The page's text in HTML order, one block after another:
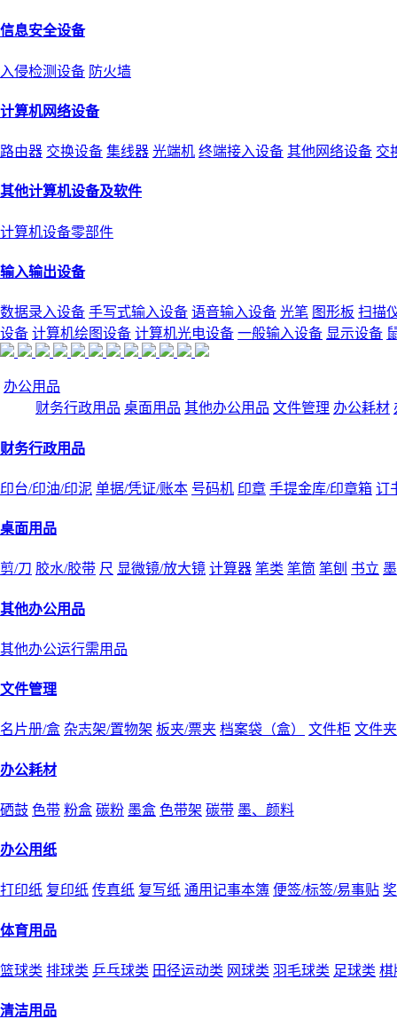
信息安全设备
入侵检测设备 防火墙
计算机网络设备
路由器 交换设备 集线器 光端机 终端接入设备 其他网络设备 交
其他计算机设备及软件
计算机设备零部件
输入输出设备
数据录入设备 手写式输入设备 语音输入设备 光笔 图形板 扫描
设备 计算机绘图设备 计算机光电设备 一般输入设备 显示设备
办公用品
财务行政用品 桌面用品 其他办公用品 文件管理 办公耗材
财务行政用品
印台/印油/印泥 单据/凭证/账本 号码机 印章 手提金库/印章箱 订
桌面用品
剪/刀 胶水/胶带 尺 显微镜/放大镜 计算器 笔类 笔筒 笔刨 书立
其他办公用品
其他办公运行需用品
文件管理
名片册/盒 杂志架/置物架 板夹/票夹 档案袋（盒） 文件柜 文件
办公耗材
硒鼓 色带 粉盒 碳粉 墨盒 色带架 碳带 墨、颜料
办公用纸
打印纸 复印纸 传真纸 复写纸 通用记事本簿 便签/标签/易事贴
体育用品
篮球类 排球类 乒乓球类 田径运动类 网球类 羽毛球类 足球类 棋
清洁用品